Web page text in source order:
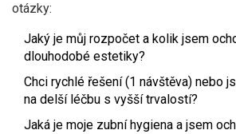
otázky:
Jaký je můj rozpočet a kolik jsem
dlouhodobé estetiky?
Chci rychlé řešení (1 návštěva) nebo
na delší léčbu s vyšší trvalostí?
Jaká je moje zubní hygiena a jsem